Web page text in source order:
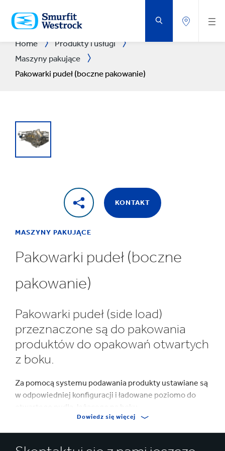
DO
GŁÓWNEJ
ZAWARTOŚCI
Home
Produkty i usługi
Maszyny pakujące
Pakowarki pudeł (boczne pakowanie)
KONTAKT
MASZYNY PAKUJĄCE
Pakowarki pudeł (boczne
pakowanie)
Pakowarki pudeł (side load)
przeznaczone są do pakowania
produktów do opakowań otwartych
z boku.
Za pomocą systemu podawania produkty ustawiane są
w odpowiedniej konfiguracji i ładowane poziomo do
otwartego pudła, leżącego na boku.
Poziome pakowarki pudeł są dostępne w wielu
Dowiedz się więcej